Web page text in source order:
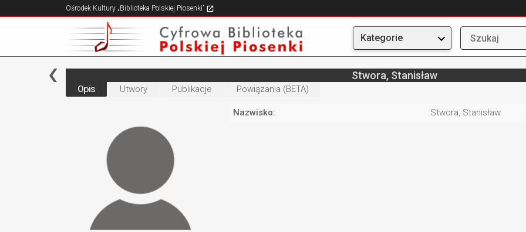
Ośrodek Kultury „Biblioteka Polskiej Piosenki”
Kategorie
Stwora, Stanisław
Opis Utwory Publikacje Powiązania (BETA)
Nazwisko: Stwora, Stanisław